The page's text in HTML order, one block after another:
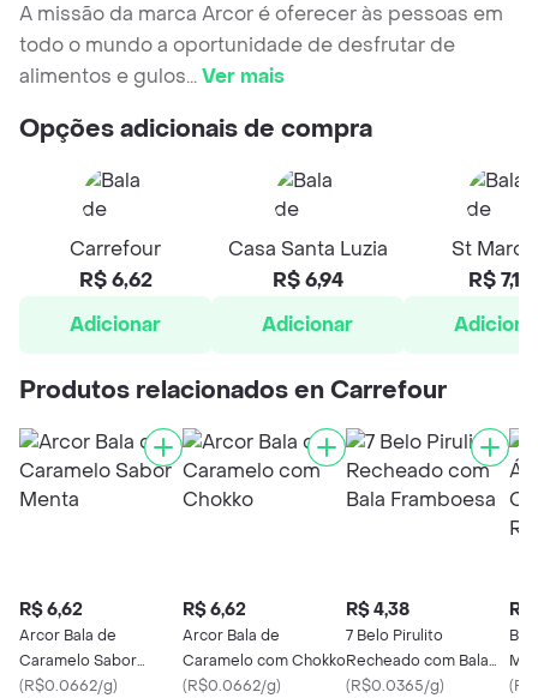
A missão da marca Arcor é oferecer às pessoas em
todo o mundo a oportunidade de desfrutar de
alimentos e gulos...Ver mais
Opções adicionais de compra
Carrefour
R$ 6,62
Adicionar
Casa Santa Luzia
R$ 6,94
Adicionar
St
R$ 7,13
Produtos relacionados en Carrefour
R$ 6,62
Arcor Bala de
Caramelo Sabor
Menta
(R$0.0662/g)
R$ 6,62
Arcor Bala de
Caramelo com Chokko
(R$0.0662/g)
R$ 4,38
7 Belo Pirulito
Recheado com Bala
Framboesa
(R$0.0365/g)
R$
(